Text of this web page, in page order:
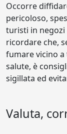
Occorre
pericoloso,
turisti in negozi
ricordare che,
fumare vicino a
salute, è
sigillata ed
Valuta,